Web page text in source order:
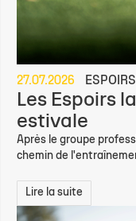
27.07.2026 ESPOIRS
Les Espoirs
estivale
Après le groupe
chemin de
Lire la suite